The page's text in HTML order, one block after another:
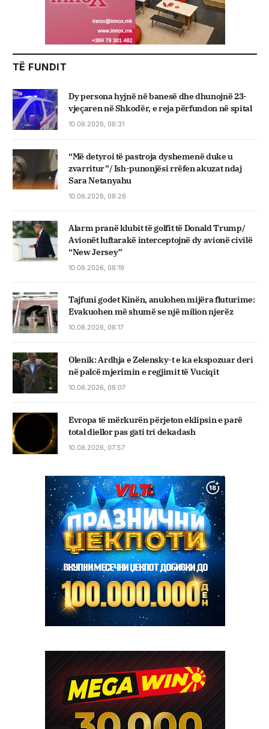
TË FUNDIT
Dy persona hyjnë në banesë dhe dhunojnë 23-
vjeçaren në Shkodër, e reja përfundon në spital
10.08.2026, 08:31
“Më detyroi të pastroja dyshemenë duke u
zvarritur”/ Ish-punonjësi rrëfen akuzat ndaj
Sara Netanyahu
10.08.2026, 08:26
Alarm pranë klubit të golfit të Donald Trump/
Avionët luftarakë interceptojnë dy avionë civilë
“New Jersey”
10.08.2026, 08:19
Tajfuni godet Kinën, anulohen mijëra fluturime:
Evakuohen më shumë se një milion njerëz
10.08.2026, 08:17
Olenik: Ardhja e Zelensky-t e ka ekspozuar deri
në palcë mjerimin e regjimit të Vuciqit
10.08.2026, 08:07
Evropa të mërkurën përjeton eklipsin e parë
total diellor pas gati tri dekadash
10.08.2026, 07:57